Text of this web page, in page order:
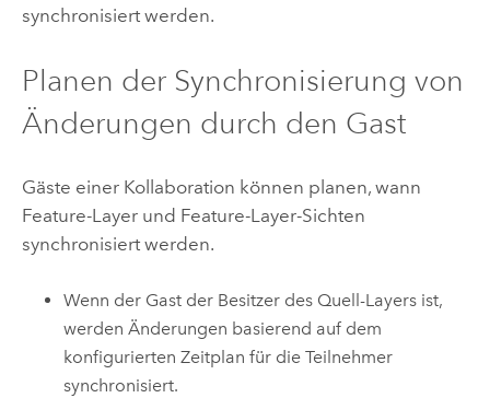
synchronisiert werden.
Planen der Synchronisierung von
Änderungen durch den Gast
Gäste einer Kollaboration können planen, wann
Feature-Layer und Feature-Layer-Sichten
synchronisiert werden.
Wenn der Gast der Besitzer des Quell-Layers ist,
werden Änderungen basierend auf dem
konfigurierten Zeitplan für die Teilnehmer
synchronisiert.